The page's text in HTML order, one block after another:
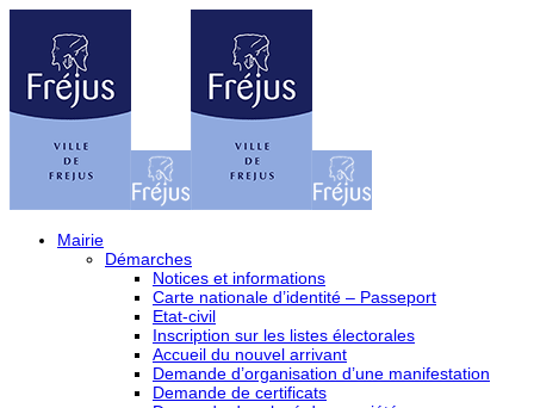
Mairie
Démarches
Notices et informations
Carte nationale d’identité – Passeport
Etat-civil
Inscription sur les listes électorales
Accueil du nouvel arrivant
Demande d’organisation d’une manifestation
Demande de certificats